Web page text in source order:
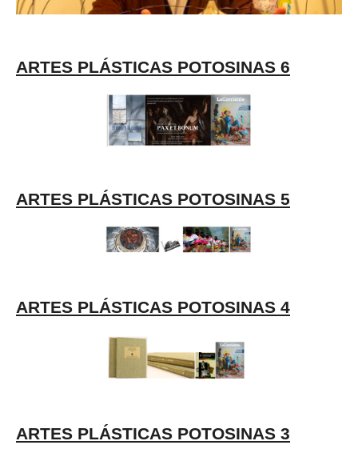
ARTES PLÁSTICAS POTOSINAS 6
ARTES PLÁSTICAS POTOSINAS 5
ARTES PLÁSTICAS POTOSINAS 4
ARTES PLÁSTICAS POTOSINAS 3